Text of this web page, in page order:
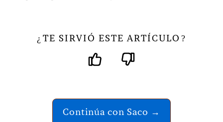
¿ TE SIRVIÓ ESTE ARTÍCULO ?
Continúa con Saco →